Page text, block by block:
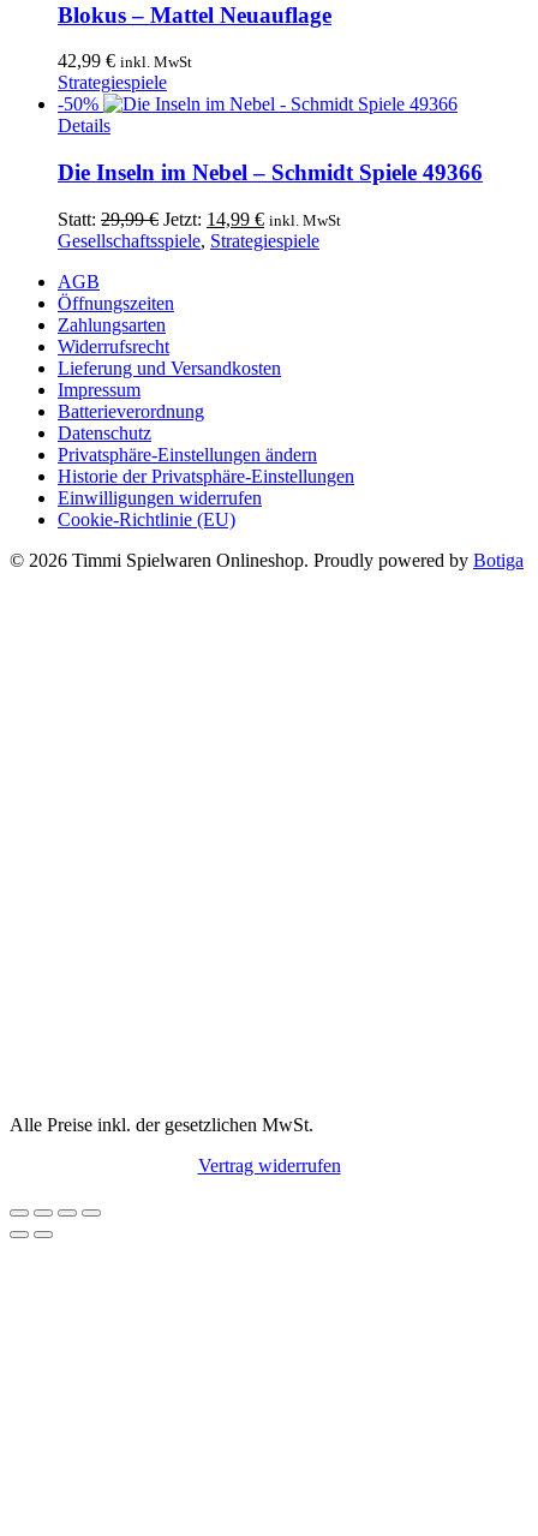
Blokus – Mattel Neuauflage
42,99 € inkl. MwSt
Strategiespiele
-50%
Details
Die Inseln im Nebel – Schmidt Spiele 49366
Statt: 29,99€ Ursprünglicher
Preis
Jetzt: 14,99 €Aktueller
Preis
inkl. MwSt
Gesellschaftsspiele, Strategiespiele
AGB
Öffnungszeiten
Zahlungsarten
Widerrufsrecht
Lieferung und Versandkosten
Impressum
Batterieverordnung
Datenschutz
Privatsphäre-Einstellungen ändern
Historie der Privatsphäre-Einstellungen
Einwilligungen widerrufen
Cookie-Richtlinie (EU)
© 2026 Timmi Spielwaren Onlineshop. Proudly powered by Botiga
Alle Preise inkl. der gesetzlichen MwSt.
Vertrag widerrufen